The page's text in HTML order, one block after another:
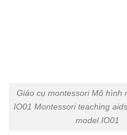
Giáo cụ montessori Mô hình
IO01 Montessori teaching
model IO01